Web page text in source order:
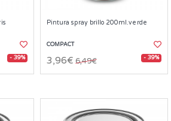
- 39%
Pintura spray brillo 200ml.verde
COMPACT
3,96€ 6,49€ - 39%